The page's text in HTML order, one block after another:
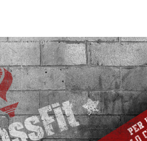
« All Events